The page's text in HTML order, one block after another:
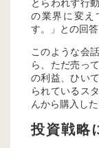
の業界に変え
す。」との回
このような会
ら、ただ売っ
の利益、ひい
られているス
んから購入し
投資戦略